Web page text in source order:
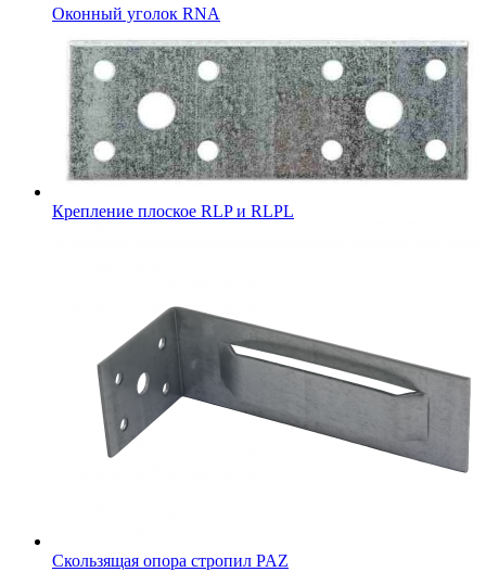
Оконный уголок RNA
Крепление плоское RLP и RLPL
Скользящая опора стропил PAZ